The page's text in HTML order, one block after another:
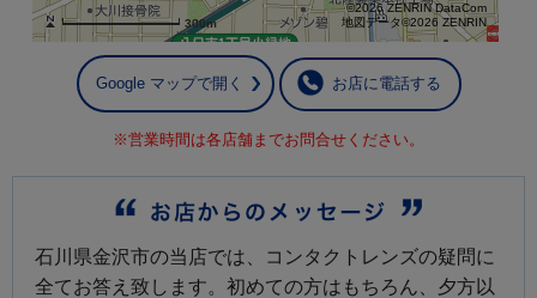
300m
©2026 ZENRIN DataCom
地図データ©2026 ZENRIN
Google マップで開く お店に電話する
※営業時間は各店舗までお問合せください。
石川県金沢市の当店では、コンタクトレンズの疑問に
全てお答え致します。初めての方はもちろん、夕方以